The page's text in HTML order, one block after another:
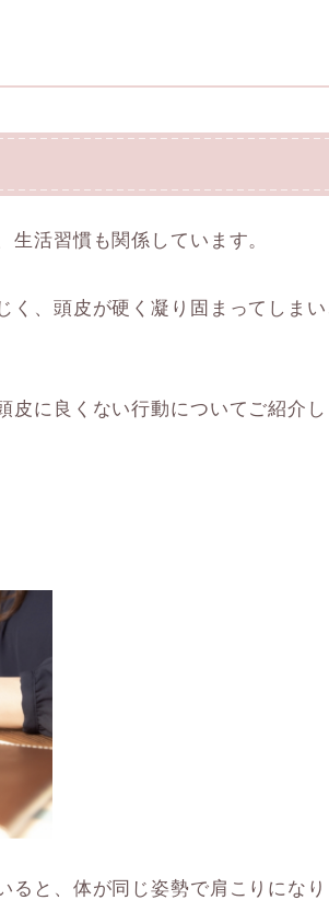
活習慣も関係しています。
、頭皮が硬く凝り固まってしまい
皮に良くない行動についてご紹介し
ると、体が同じ姿勢で肩こりになり